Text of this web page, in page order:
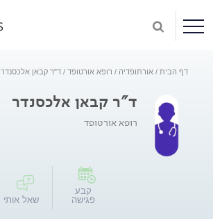
דף הבית אורתופדיה רופא אורטופד ד"ר קבאן אלכסנדר
ד"ר קבאן אלכסנדר
רופא אורטופד
קבע
פגישה
שאל אותי